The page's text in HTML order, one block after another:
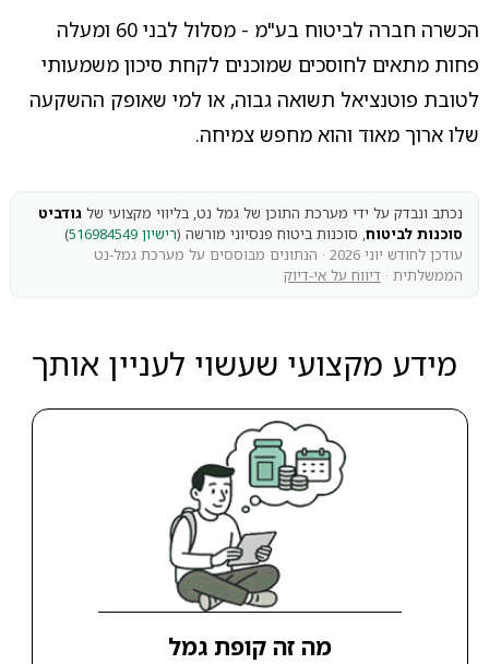
הכשרה חברה לביטוח בע"מ - מסלול לבני 60 ומעלה
פחות מתאים לחוסכים שמוכנים לקחת סיכון משמעותי
לטובת פוטנציאל תשואה גבוה, או למי שאופק ההשקעה
שלו ארוך מאוד והוא מחפש צמיחה.
נכתב ונבדק על ידי מערכת התוכן של גמל נט, בליווי מקצועי של גודביט
סוכנות לביטוח, סוכנות ביטוח פנסיוני מורשה (רישיון 516984549
)
עודכן לחודש יוני 2026 · הנתונים מבוססים על מערכת גמל-נט
הממשלתית · דיווח על אי-דיוק
מידע מקצועי שעשוי לעניין אותך
מה זה קופת גמל